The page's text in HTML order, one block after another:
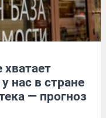
хватает
нас в стране
— прогноз